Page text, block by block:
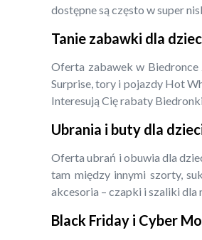
dostępne są często w super
Tanie zabawki dla
Oferta zabawek w Biedronce
Surprise, tory i pojazdy Hot
Interesują Cię rabaty
Ubrania i buty dla
Oferta ubrań i obuwia dla
tam między innymi szorty,
akcesoria – czapki i szaliki dla
Black Friday i Cyber